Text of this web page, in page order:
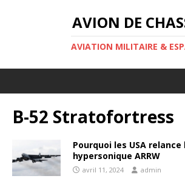
AVION DE
AVIATION MILITAIRE &
B-52 Stratofortress
Pourquoi les USA
hypersonique ARRW
avril 11, 2024 admin